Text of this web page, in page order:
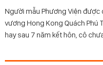
Người mẫu Phương Viện được
vương Hong Kong Quách Phú
hay sau 7 năm kết hôn, cô